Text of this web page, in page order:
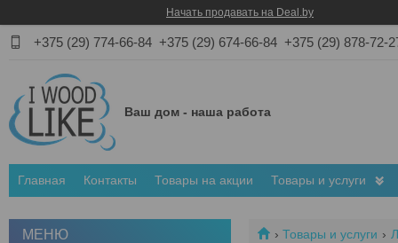
Начать продавать на Deal.by
+375 (29) 774-66-84 +375 (29) 674-66-84 +375 (29) 878-72-
Ваш дом - наша работа
Главная Контакты Товары на акции Товары и услуги
Товары и услуги